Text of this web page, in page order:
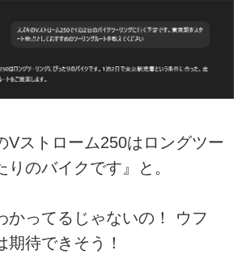
Vストローム250はロングツー
りのバイクです』と。
かってるじゃないの！ ウフ
待できそう！